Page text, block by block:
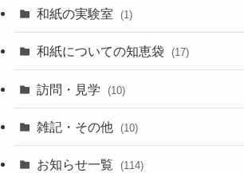
和紙の実験室 (1)
和紙についての知恵袋 (17)
訪問・見学 (10)
雑記・その他 (10)
お知らせ一覧 (114)